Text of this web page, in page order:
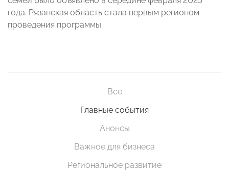
года. Рязанская область стала первым регионом
проведения программы.
Все
Главные события
Анонсы
Важное для бизнеса
Региональное развитие